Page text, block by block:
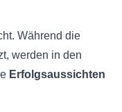
Während die
werden in den
Erfolgsaussichten